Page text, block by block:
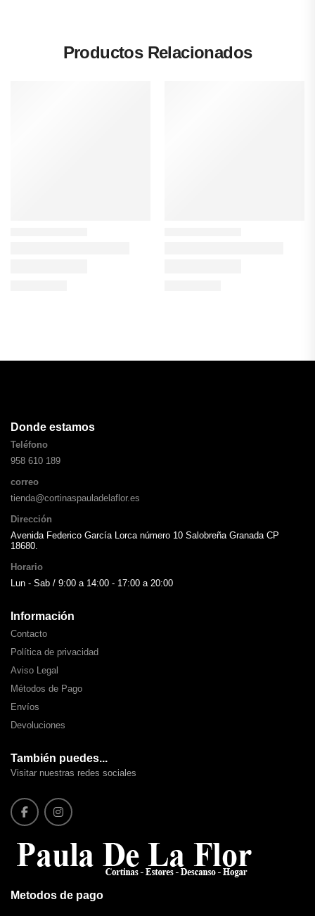
Productos Relacionados
Donde estamos
Teléfono
958 610 189
correo
tienda@cortinaspauladelaflor.es
Dirección
Avenida Federico García Lorca número 10 Salobreña Granada CP
18680.
Horario
Lun - Sab / 9:00 a 14:00 - 17:00 a 20:00
Información
Contacto
Política de privacidad
Aviso Legal
Métodos de Pago
Envíos
Devoluciones
También puedes...
Visitar nuestras redes sociales
Metodos de pago